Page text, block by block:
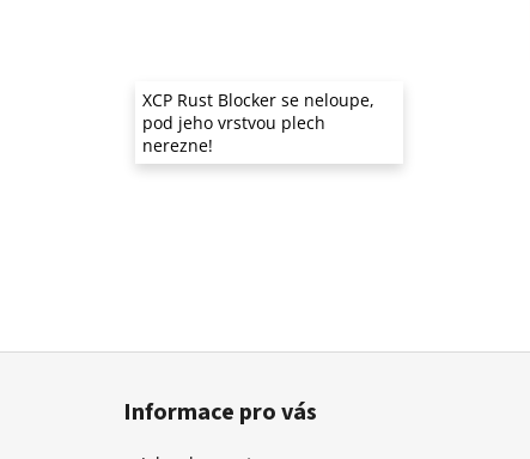
XCP Rust Blocker se neloupe,
pod jeho vrstvou plech
nerezne!
Z
Informace pro vás